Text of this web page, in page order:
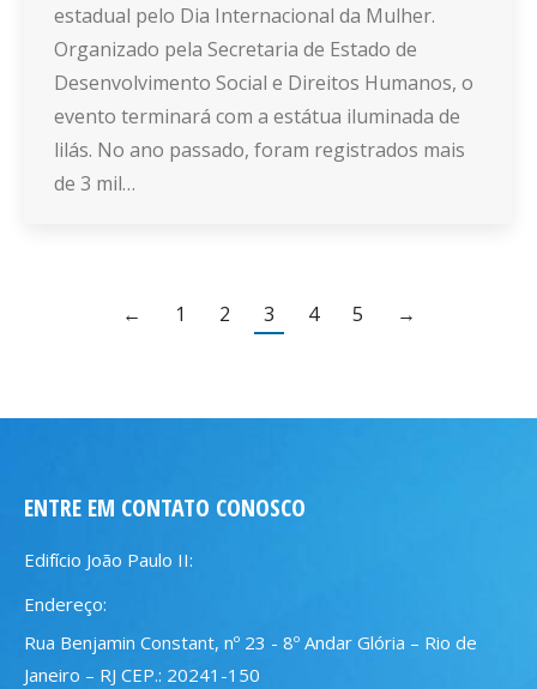
estadual pelo Dia Internacional da Mulher.
Organizado pela Secretaria de Estado de
Desenvolvimento Social e Direitos Humanos, o
evento terminará com a estátua iluminada de
lilás. No ano passado, foram registrados mais
de 3 mil…
← 1 2 3 4 5 →
ENTRE EM CONTATO CONOSCO
Edifício João Paulo II:
Endereço:
Rua Benjamin Constant, nº 23 - 8º Andar Glória – Rio de
Janeiro – RJ CEP.: 20241-150